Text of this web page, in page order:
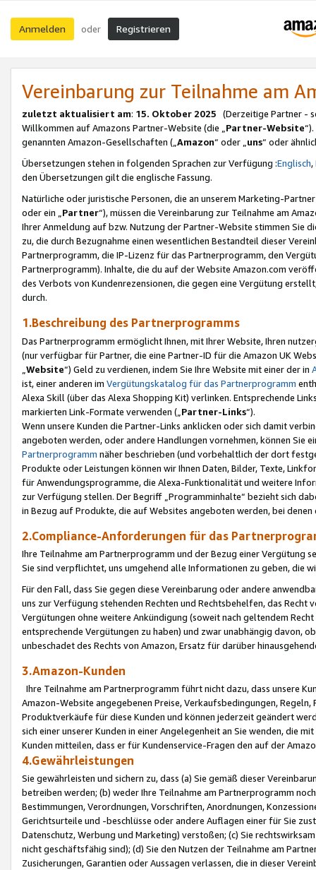
Anmelden oder Registrieren
Vereinbarung zur Teilnahme am
zuletzt aktualisiert am: 15. Oktober 2025 (Derzeitige Partner -
Willkommen auf Amazons Partner-Website (die „Partner-Website
genannten Amazon-Gesellschaften („Amazon“ oder „uns“ oder
Übersetzungen stehen in folgenden Sprachen zur Verfügung :Englisch,
den Übersetzungen gilt die englische Fassung.
Natürliche oder juristische Personen, die an unserem Marketing-
oder ein „Partner“), müssen die Vereinbarung zur Teilnahme am
Ihrer Anmeldung auf bzw. Nutzung der Partner-Website stimmen Sie
zu, die durch Bezugnahme einen wesentlichen Bestandteil dieser
Partnerprogramm, die IP-Lizenz für das Partnerprogramm, den
Partnerprogramm). Inhalte, die du auf der Website Amazon.com
des Verbots von Kundenrezensionen, die gegen eine Vergütung
durch.
1.Beschreibung des Partnerprogramms
Das Partnerprogramm ermöglicht Ihnen, mit Ihrer Website, Ihren
(nur verfügbar für Partner, die eine Partner-ID für die Amazon UK
Website“) Geld zu verdienen, indem Sie Ihre Website mit einer der in
ist, einer anderen im Vergütungskatalog für das Partnerprogramm
Alexa Skill (über das Alexa Shopping Kit) verlinken. Entsprechende
markierten Link-Formate verwenden („ Partner-Links“).
Wenn unsere Kunden die Partner-Links anklicken oder sich damit
angeboten werden, oder andere Handlungen vornehmen, können Sie
Partnerprogramm näher beschrieben (und vorbehaltlich der dort
Produkte oder Leistungen können wir Ihnen Daten, Bilder, Texte,
für Anwendungsprogramme, die Alexa-Funktionalität und weitere
zur Verfügung stellen. Der Begriff „Programminhalte“ bezieht sich
in Bezug auf Produkte, die auf Websites angeboten werden, bei
2.Compliance-Anforderungen für das
Ihre Teilnahme am Partnerprogramm und der Bezug einer Vergütung
Sie sind verpflichtet, uns umgehend alle Informationen zu geben, die
Für den Fall, dass Sie gegen diese Vereinbarung oder andere
uns zur Verfügung stehenden Rechten und Rechtsbehelfen, das
Vergütungen ohne weitere Ankündigung (soweit nach geltendem
entsprechende Vergütungen zu haben) und zwar unabhängig davon,
unbeschadet des Rechts von Amazon, Ersatz für darüber
3.Amazon-Kunden
Ihre Teilnahme am Partnerprogramm führt nicht dazu, dass unsere
Amazon-Website angegebenen Preise, Verkaufsbedingungen,
Produktverkäufe für diese Kunden und können jederzeit geändert
sich einer unserer Kunden in einer Angelegenheit an Sie wenden, die
Kunden mitteilen, dass er für Kundenservice-Fragen den auf der
4.Gewährleistungen
Sie gewährleisten und sichern zu, dass (a) Sie gemäß dieser
betreiben werden; (b) weder Ihre Teilnahme am Partnerprogramm
Bestimmungen, Verordnungen, Vorschriften, Anordnungen,
Gerichtsurteile und -beschlüsse oder andere Auflagen einer für Sie
Datenschutz, Werbung und Marketing) verstoßen; (c) Sie
nicht geschäftsfähig sind); (d) Sie den Nutzen der Teilnahme am
Zusicherungen, Garantien oder Aussagen verlassen, die in dieser